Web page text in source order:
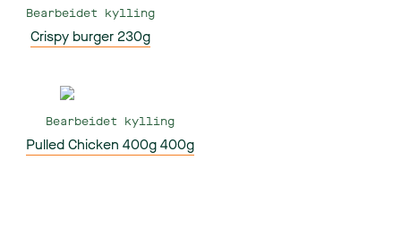
Bearbeidet kylling
Crispy burger 230g
Bearbeidet kylling
Pulled Chicken 400g 400g